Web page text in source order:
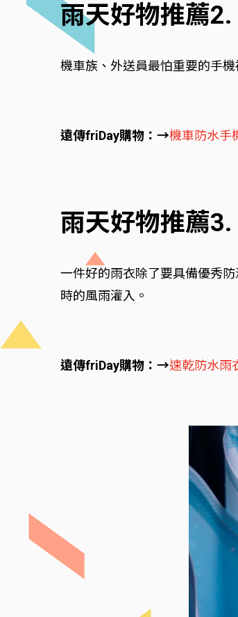
雨天好物推薦
機車族、外送員最怕重要的手
遠傳friDay購物：→機車防水手
雨天好物推薦
一件好的雨衣除了要具備優秀
時的風雨灌入。
遠傳friDay購物：→速乾防水雨